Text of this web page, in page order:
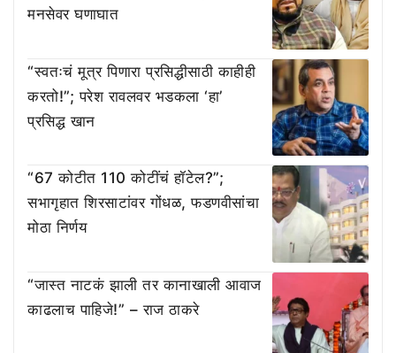
मनसेवर घणाघात
“स्वतःचं मूत्र पिणारा प्रसिद्धीसाठी काहीही
करतो!”; परेश रावलवर भडकला ‘हा’
प्रसिद्ध खान
“67 कोटीत 110 कोटींचं हॉटेल?”;
सभागृहात शिरसाटांवर गोंधळ, फडणवीसांचा
मोठा निर्णय
“जास्त नाटकं झाली तर कानाखाली आवाज
काढलाच पाहिजे!” – राज ठाकरे